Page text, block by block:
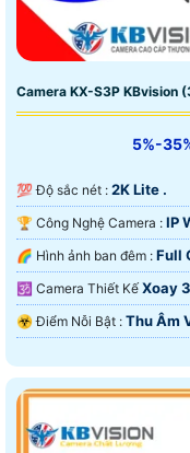
Camera KX-S3P KBvision
5%-
💯 Độ sắc nét : 2K Lite .
🏆 Công Nghệ Camera : IP
🌈 Hình ảnh ban đêm : Full
🕉️ Camera Thiết Kế Xoay
️☣️ Điểm Nỗi Bật : Thu Âm